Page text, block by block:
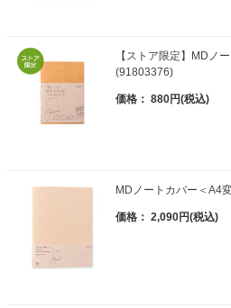
【ストア限定】MDノ
(91803376)
価格： 880円(税込)
MDノートカバー＜A4
価格： 2,090円(税込)